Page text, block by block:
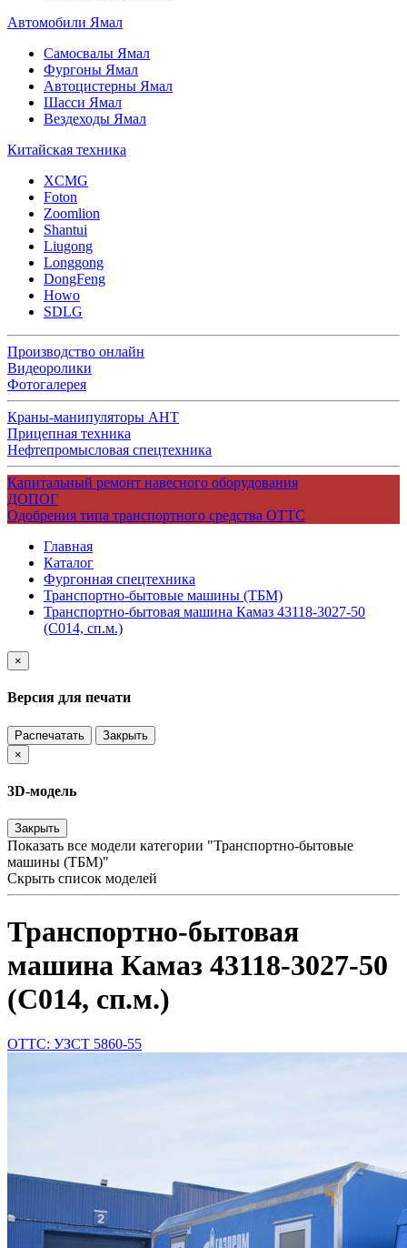
Автомобили Ямал
Самосвалы Ямал
Фургоны Ямал
Автоцистерны Ямал
Шасси Ямал
Вездеходы Ямал
Китайская техника
XCMG
Foton
Zoomlion
Shantui
Liugong
Longgong
DongFeng
Howo
SDLG
Производство онлайн
Видеоролики
Фотогалерея
Краны-манипуляторы АНТ
Прицепная техника
Нефтепромысловая спецтехника
Капитальный ремонт навесного оборудования
ДОПОГ
Одобрения типа транспортного средства ОТТС
Главная
Каталог
Фургонная спецтехника
Транспортно-бытовые машины (ТБМ)
Транспортно-бытовая машина Камаз 43118-3027-50
(С014, сп.м.)
×
Версия для печати
Распечатать
Закрыть
×
3D-модель
Закрыть
Показать все модели категории "Транспортно-бытовые
машины (ТБМ)"
Скрыть список моделей
Транспортно-бытовая
машина Камаз 43118-3027-50
(С014, сп.м.)
ОТТС: УЗСТ 5860-55